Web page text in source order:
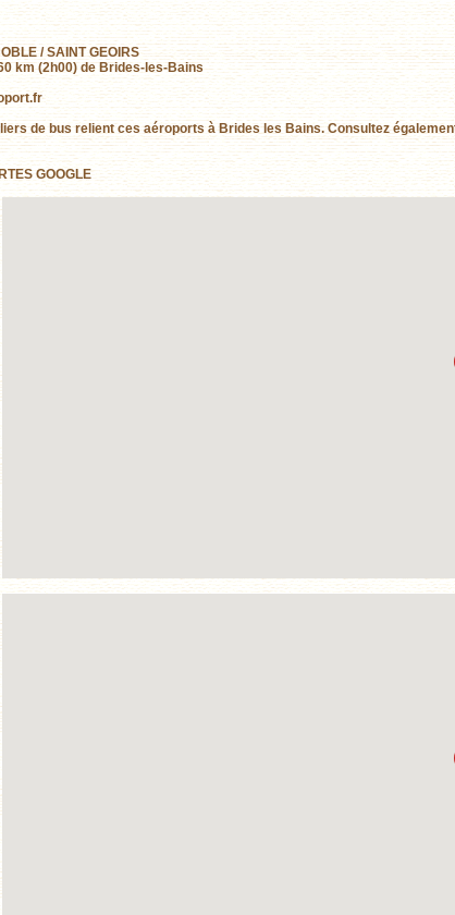
/ SAINT GEOIRS
km (2h00) de Brides-les-Bains
de bus relient ces aéroports à Brides les Bains. Consultez
GOOGLE